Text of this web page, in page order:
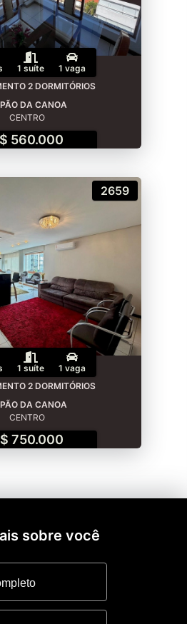
1 suíte
1 vaga
2 DORMITÓRIOS
DA CANOA
CENTRO
560.000
2659
1 suíte
1 vaga
2 DORMITÓRIOS
DA CANOA
CENTRO
750.000
sobre você